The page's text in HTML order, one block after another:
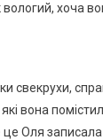
хоча
свекрухи,
вона
це Оля